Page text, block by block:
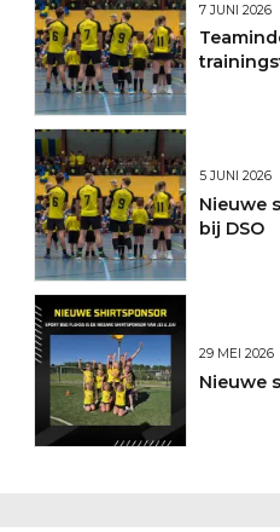
7 JUNI 2026
5 JUNI 2026
Nieuwe
bij DSO
29 MEI 2026
Nieuwe